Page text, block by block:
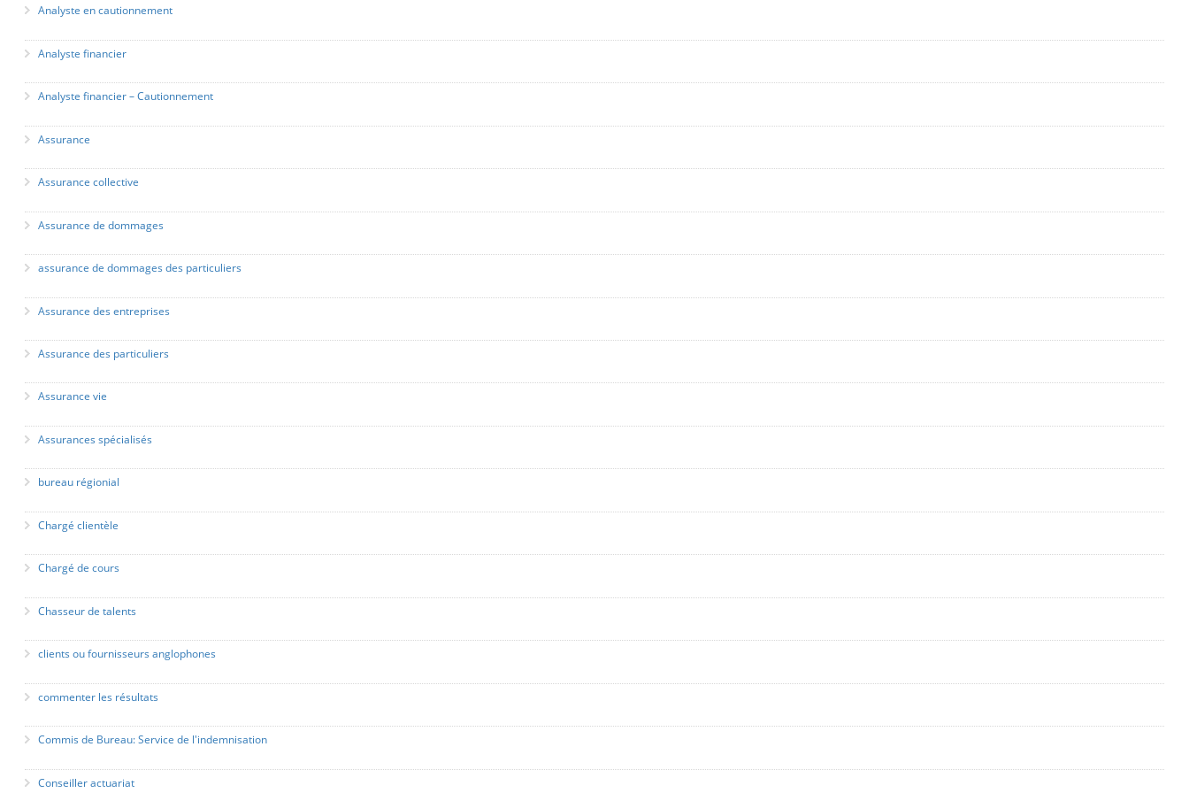
Analyste en cautionnement
Analyste financier
Analyste financier – Cautionnement
Assurance
Assurance collective
Assurance de dommages
assurance de dommages des particuliers
Assurance des entreprises
Assurance des particuliers
Assurance vie
Assurances spécialisés
bureau régionial
Chargé clientèle
Chargé de cours
Chasseur de talents
clients ou fournisseurs anglophones
commenter les résultats
Commis de Bureau: Service de l'indemnisation
Conseiller actuariat